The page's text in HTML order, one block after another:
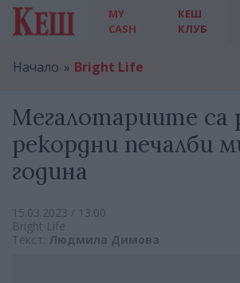
MY
CASH
КЕШ
КЛУБ
Начало Bright Life
Мегалотариите са
рекордни печалби
година
15.03.2023 / 13:00
Bright Life
Текст: Людмила Димова